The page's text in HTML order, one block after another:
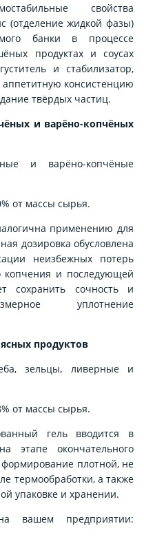
свойства
(отделение жидкой фазы)
банки в процессе
продуктах и соусах
и стабилизатор,
консистенцию
твёрдых частиц.
и варёно-копчёных
и варёно-копчёные
от массы сырья.
применению для
дозировка обусловлена
неизбежных потерь
копчения и последующей
сохранить сочность и
уплотнение
продуктов
зельцы, ливерные и
от массы сырья.
гель вводится в
этапе окончательного
плотной, не
термообработки, а также
упаковке и хранении.
вашем предприятии: